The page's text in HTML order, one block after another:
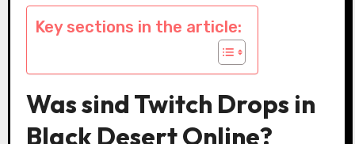
Key sections in the article:
Was sind Twitch Drops in
Black Desert Online?